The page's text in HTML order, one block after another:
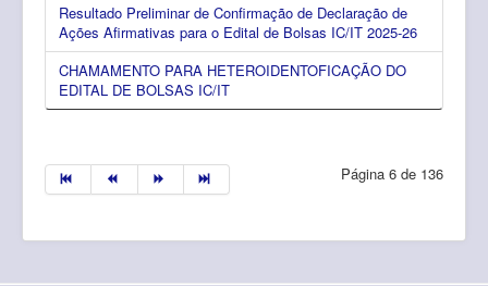
Resultado Preliminar de Confirmação de Declaração de
Ações Afirmativas para o Edital de Bolsas IC/IT 2025-26
CHAMAMENTO PARA HETEROIDENTOFICAÇÃO DO
EDITAL DE BOLSAS IC/IT
Página 6 de 136